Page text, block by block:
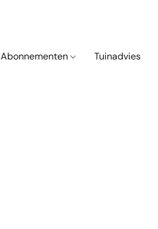
Abonnementen Tuinadvies